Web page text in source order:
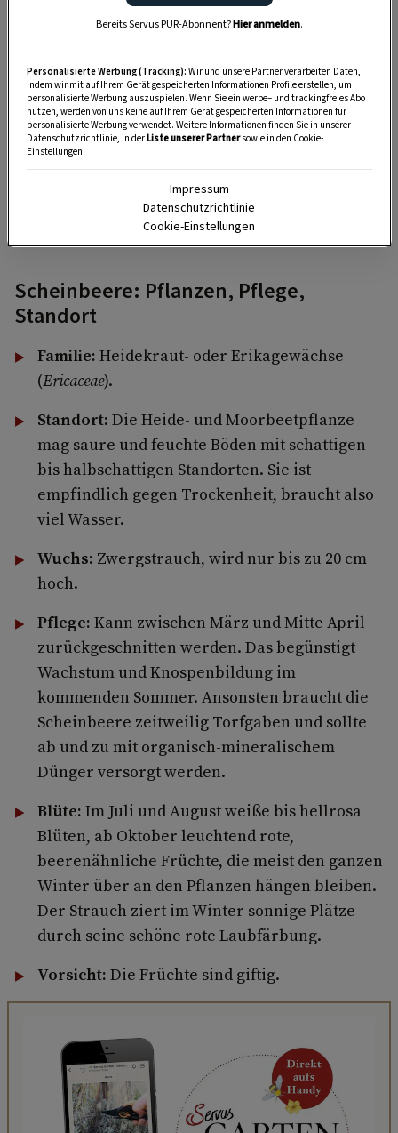
Herbstblüher in blau: Herbstenzian
Scheinbeere: Pflanzen, Pflege,
Standort
Familie: Heidekraut- oder Erikagewächse
(Ericaceae).
Standort: Die Heide- und Moorbeetpflanze
mag saure und feuchte Böden mit schattigen
bis halbschattigen Standorten. Sie ist
empfindlich gegen Trockenheit, braucht also
viel Wasser.
Wuchs: Zwergstrauch, wird nur bis zu 20 cm
hoch.
Pflege: Kann zwischen März und Mitte April
zurückgeschnitten werden. Das begünstigt
Wachstum und Knospenbildung im
kommenden Sommer. Ansonsten braucht die
Scheinbeere zeitweilig Torfgaben und sollte
ab und zu mit organisch-mineralischem
Dünger versorgt werden.
Blüte: Im Juli und August weiße bis hellrosa
Blüten, ab Oktober leuchtend rote,
beerenähnliche Früchte, die meist den ganzen
Winter über an den Pflanzen hängen bleiben.
Der Strauch ziert im Winter sonnige Plätze
durch seine schöne rote Laubfärbung.
Vorsicht: Die Früchte sind giftig.
Bereits Servus PUR-Abonnent?Hier anmelden.
Personalisierte Werbung (Tracking): Wir und unsere Partner verarbeiten Daten,
indem wir mit auf Ihrem Gerät gespeicherten Informationen Profile erstellen, um
personalisierte Werbung auszuspielen. Wenn Sie ein werbe– und trackingfreies Abo
nutzen, werden von uns keine auf Ihrem Gerät gespeicherten Informationen für
personalisierte Werbung verwendet. Weitere Informationen finden Sie in unserer
Datenschutzrichtlinie, in derListe unserer Partnersowie in den Cookie-
Einstellungen.
Impressum
Datenschutzrichtlinie
Cookie-Einstellungen